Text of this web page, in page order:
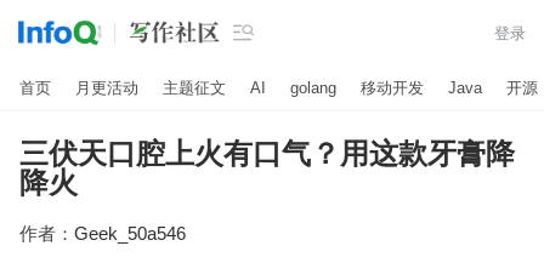
 登录
首页 月更活动 主题征文 AI golang 移动开发 Java 开源
三伏天口腔上火有口气？用这款牙膏降
降火
作者： Geek_50a546